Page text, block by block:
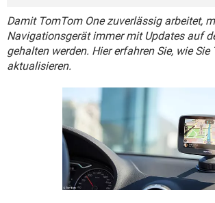
FACEBOOK HARDWARE
WHATSAPP TIKTOK
FACEBOOK HARDWARE
ANDROID IOS
WINDOWS 10 INSTAGRAM
WHATSAPP
HARDWARE
SPIELE STREAMING
ANDROID IOS
HARDWARE
Damit TomTom One zuverlässig arbeitet,
Navigationsgerät immer mit Updates auf
gehalten werden. Hier erfahren Sie, wie Sie
aktualisieren.